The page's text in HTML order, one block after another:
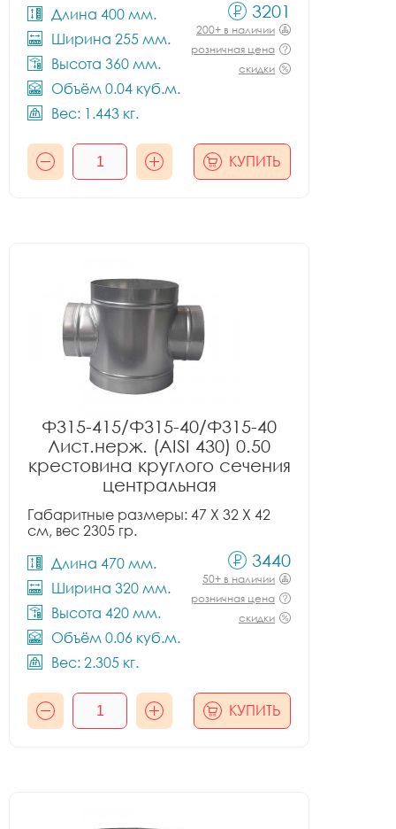
Длина 400 мм.
Ширина 255 мм.
Высота 360 мм.
Объём 0.04 куб.м.
Вес: 1.443 кг.
3201
200+ в наличии
розничная цена
скидки
КУПИТЬ
Ф315-415/Ф315-40/Ф315-40
Лист.нерж. (AISI 430) 0.50
крестовина круглого сечения
центральная
Габаритные размеры: 47 X 32 X 42
см, вес 2305 гр.
Длина 470 мм.
Ширина 320 мм.
Высота 420 мм.
Объём 0.06 куб.м.
Вес: 2.305 кг.
3440
50+ в наличии
розничная цена
скидки
КУПИТЬ